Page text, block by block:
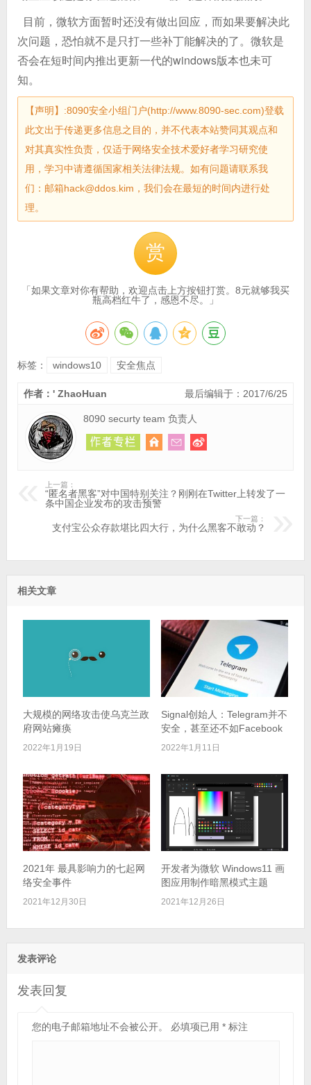
目前，微软方面暂时还没有做出回应，而如果要解决此
次问题，恐怕就不是只打一些补丁能解决的了。微软是
否会在短时间内推出更新一代的windows版本也未可
知。
【声明】:8090安全小组门户(http://www.8090-sec.com)登载
此文出于传递更多信息之目的，并不代表本站赞同其观点和
对其真实性负责，仅适于网络安全技术爱好者学习研究使
用，学习中请遵循国家相关法律法规。如有问题请联系我
们：邮箱hack@ddos.kim，我们会在最短的时间内进行处
理。
赏
「如果文章对你有帮助，欢迎点击上方按钮打赏。8元就够我买
瓶高档红牛了，感恩不尽。」
标签： windows10 安全焦点
最后编辑于：2017/6/25
作者：' ZhaoHuan
8090 securty team 负责人
上一篇：
“匿名者黑客”对中国特别关注？刚刚在Twitter上转发了一
条中国企业发布的攻击预警
下一篇：
支付宝公众存款堪比四大行，为什么黑客不敢动？
相关文章
大规模的网络攻击使乌克兰政
府网站瘫痪
2022年1月19日
Signal创始人：Telegram并不
安全，甚至还不如Facebook
2022年1月11日
2021年 最具影响力的七起网
络安全事件
2021年12月30日
开发者为微软 Windows11 画
图应用制作暗黑模式主题
2021年12月26日
发表评论
发表回复
您的电子邮箱地址不会被公开。 必填项已用 *标注